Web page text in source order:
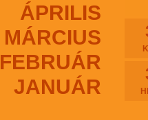
ÁPRILIS
MÁRCIUS
FEBRUÁR
JANUÁR